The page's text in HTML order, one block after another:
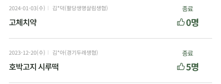
2024-01-03(수) 김*덕(팔당생명살림생협)
고체치약
종료
0명
2023-12-20(수) 김*아(경기두레생협)
호박고지 시루떡
종료
5명